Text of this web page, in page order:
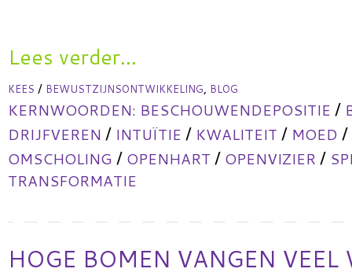
Lees verder...
KEES / BEWUSTZIJNSONTWIKKELING, BLOG
KERNWOORDEN: BESCHOUWENDEPOSITIE /
DRIJFVEREN / INTUÏTIE / KWALITEIT / MOED /
OMSCHOLING / OPENHART / OPENVIZIER /
TRANSFORMATIE
HOGE BOMEN VANGEN